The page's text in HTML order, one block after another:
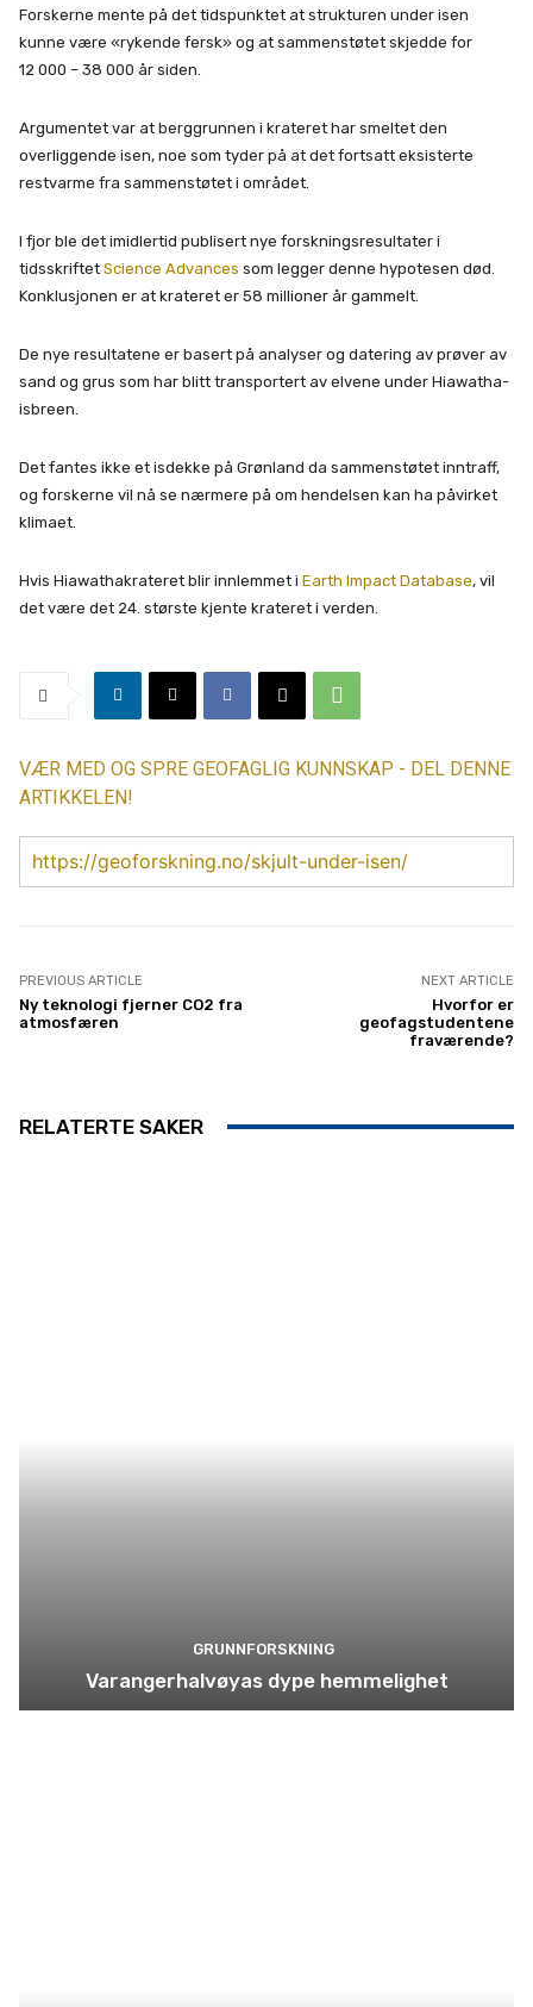
Forskerne mente på det tidspunktet at strukturen under isen
kunne være «rykende fersk» og at sammenstøtet skjedde for
12 000 – 38 000 år siden.
Argumentet var at berggrunnen i krateret har smeltet den
overliggende isen, noe som tyder på at det fortsatt eksisterte
restvarme fra sammenstøtet i området.
I fjor ble det imidlertid publisert nye forskningsresultater i
tidsskriftet Science Advances som legger denne hypotesen død.
Konklusjonen er at krateret er 58 millioner år gammelt.
De nye resultatene er basert på analyser og datering av prøver av
sand og grus som har blitt transportert av elvene under Hiawatha-
isbreen.
Det fantes ikke et isdekke på Grønland da sammenstøtet inntraff,
og forskerne vil nå se nærmere på om hendelsen kan ha påvirket
klimaet.
Hvis Hiawathakrateret blir innlemmet i Earth Impact Database, vil
det være det 24. største kjente krateret i verden.
VÆR MED OG SPRE GEOFAGLIG KUNNSKAP - DEL DENNE
ARTIKKELEN!
https://geoforskning.no/skjult-under-isen/
PREVIOUS ARTICLE
Ny teknologi fjerner CO2 fra
atmosfæren
NEXT ARTICLE
Hvorfor er
geofagstudentene
fraværende?
RELATERTE SAKER
GRUNNFORSKNING
Varangerhalvøyas dype hemmelighet